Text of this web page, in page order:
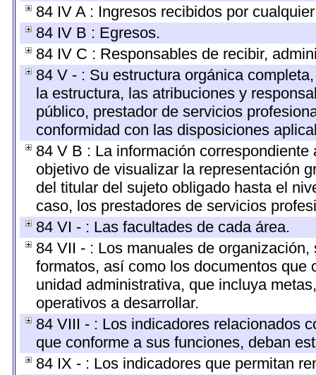
84 IV A : Ingresos recibidos por
84 IV B : Egresos.
84 IV C : Responsables de recibir,
84 V - : Su estructura orgánica
la estructura, las atribuciones y
público, prestador de servicios
conformidad con las disposiciones
84 V B : La información
objetivo de visualizar la representación
del titular del sujeto obligado hasta el
caso, los prestadores de servicios
84 VI - : Las facultades de cada área.
84 VII - : Los manuales de
formatos, así como los documentos
unidad administrativa, que incluya
operativos a desarrollar.
84 VIII - : Los indicadores relacionados
que conforme a sus funciones, deban
84 IX - : Los indicadores que permitan